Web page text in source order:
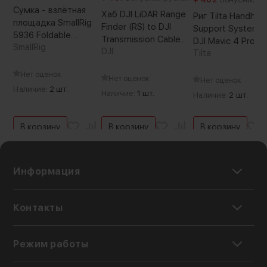
Сумка - взлётная
площадка SmallRig
5936 Foldable
Landing Pad для
SmallRig
Нет оценок
Наличие: 2 шт.
В корзину
Хаб DJI LiDAR Range
Finder (RS) to DJI
Transmission Cable
Hub
DJI
Нет оценок
Наличие: 1 шт.
В корзину
Риг Tilta
Support System
DJI Mavic 4 Pro
Tilta
Нет оценок
Наличие: 2 шт.
В корзину
Информация
Контакты
Режим работы